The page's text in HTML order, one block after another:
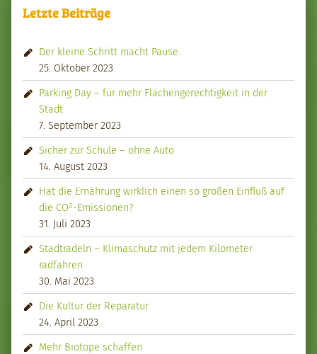
Letzte Beiträge
Der kleine Schritt macht Pause.
25. Oktober 2023
Parking Day – für mehr Flächengerechtigkeit in der
Stadt
7. September 2023
Sicher zur Schule – ohne Auto
14. August 2023
Hat die Ernährung wirklich einen so großen Einfluß auf
die CO²-Emissionen?
31. Juli 2023
Stadtradeln – Klimaschutz mit jedem Kilometer
radfahren
30. Mai 2023
Die Kultur der Reparatur
24. April 2023
Mehr Biotope schaffen